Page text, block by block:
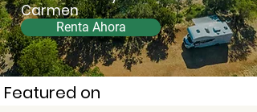
Carmen
Renta Ahora
Featured on